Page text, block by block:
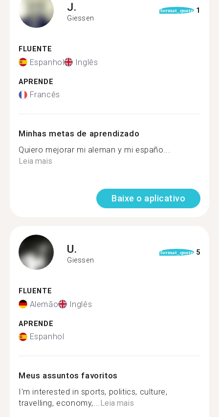
J.
Giessen
format_quote 1
FLUENTE
Espanhol Inglês
APRENDE
Francês
Minhas metas de aprendizado
Quiero mejorar mi aleman y mi españo...
Leia mais
Baixe o aplicativo
U.
Giessen
format_quote 5
FLUENTE
Alemão Inglês
APRENDE
Espanhol
Meus assuntos favoritos
I'm interested in sports, politics, culture,
travelling, economy,...Leia mais